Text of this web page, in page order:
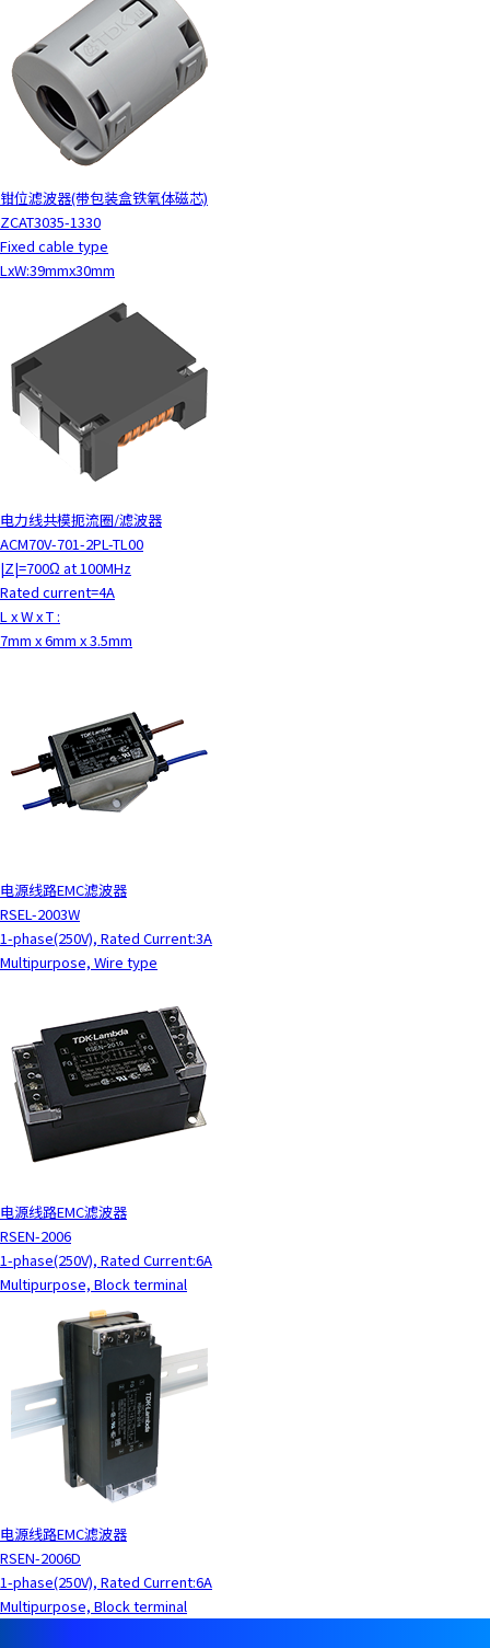
钳位滤波器(带包装盒铁氧体磁芯)
ZCAT3035-1330
Fixed cable type
LxW:39mmx30mm
电力线共模扼流圈/滤波器
ACM70V-701-2PL-TL00
|Z|=700Ω at 100MHz
Rated current=4A
L x W x T :
7mm x 6mm x 3.5mm
电源线路EMC滤波器
RSEL-2003W
1-phase(250V), Rated Current:3A
Multipurpose, Wire type
电源线路EMC滤波器
RSEN-2006
1-phase(250V), Rated Current:6A
Multipurpose, Block terminal
电源线路EMC滤波器
RSEN-2006D
1-phase(250V), Rated Current:6A
Multipurpose, Block terminal